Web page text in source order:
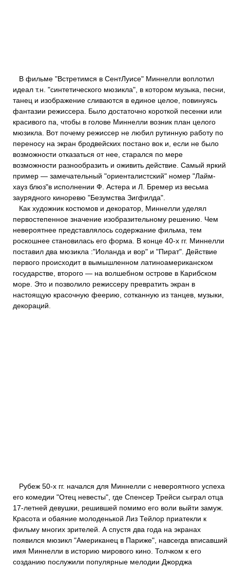
В фильме "Встретимся в СентЛуисе" Миннелли воплотил
идеал т.н. "синтетического мюзикла", в котором музыка, песни,
танец и изображение сливаются в единое целое, повинуясь
фантазии режиссера. Было достаточно короткой песенки или
красивого па, чтобы в голове Миннелли возник план целого
мюзикла. Вот почему режиссер не любил рутинную работу по
переносу на экран бродвейских постано вок и, если не было
возможности отказаться от нее, старался по мере
возможности разнообразить и оживить действие. Самый яркий
пример — замечательный "ориенталистский" номер "Лайм-
хауз блюз"в исполнении Ф. Астера и Л. Бремер из весьма
заурядного киноревю "Безумства Зигфилда".
Как художник костюмов и декоратор, Миннелли уделял
первостепенное значение изобразительному решению. Чем
невероятнее представлялось содержание фильма, тем
роскошнее становилась его форма. В конце 40-х гг. Миннелли
поставил два мюзикла :"Иоланда и вор" и "Пират". Действие
первого происходит в вымышленном латиноамериканском
государстве, второго — на волшебном острове в Карибском
море. Это и позволило режиссеру превратить экран в
настоящую красочную феерию, сотканную из танцев, музыки,
декораций.
Рубеж 50-х гг. начался для Миннелли с невероятного успеха
его комедии "Отец невесты", где Спенсер Трейси сыграл отца
17-летней девушки, решившей помимо его воли выйти замуж.
Красота и обаяние молоденькой Лиз Тейлор приатекли к
фильму многих зрителей. А спустя два года на экранах
появился мюзикл "Американец в Париже", навсегда вписавший
имя Миннелли в историю мирового кино. Толчком к его
созданию послужили популярные мелодии Джорджа